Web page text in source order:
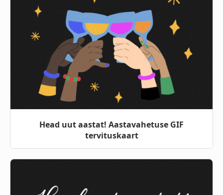
Head uut aastat! Aastavahetuse GIF
tervituskaart